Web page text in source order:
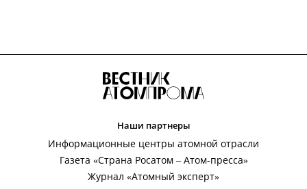
Наши партнеры
Информационные центры атомной отрасли
Газета «Страна Росатом – Атом-пресса»
Журнал «Атомный эксперт»